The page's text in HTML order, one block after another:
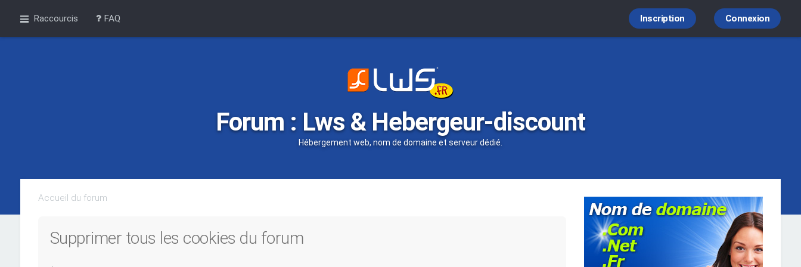
Raccourcis FAQ Connexion
Inscription
Forum : Lws & Hebergeur-discount
Hébergement web, nom de domaine et serveur dédié.
Accueil du forum
Supprimer tous les cookies du forum